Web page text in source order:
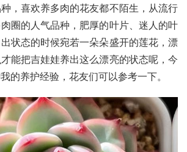
，喜欢养多肉的花友都不陌生，从流行
圈的人气品种，肥厚的叶片、迷人的叶
状态的时候宛若一朵朵盛开的莲花，漂
能把吉娃娃养出这么漂亮的状态呢，今
的养护经验，花友们可以参考一下。